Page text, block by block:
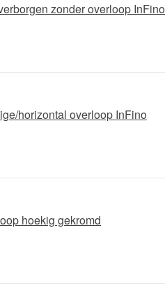
zonder overloop InFino
horizontal overloop InFino
hoekig gekromd